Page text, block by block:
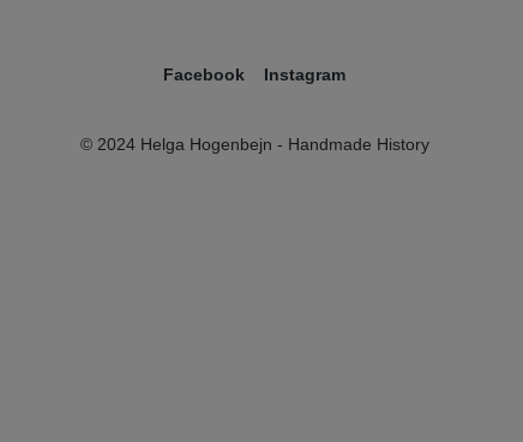
Facebook Instagram
© 2024 Helga Hogenbejn - Handmade History